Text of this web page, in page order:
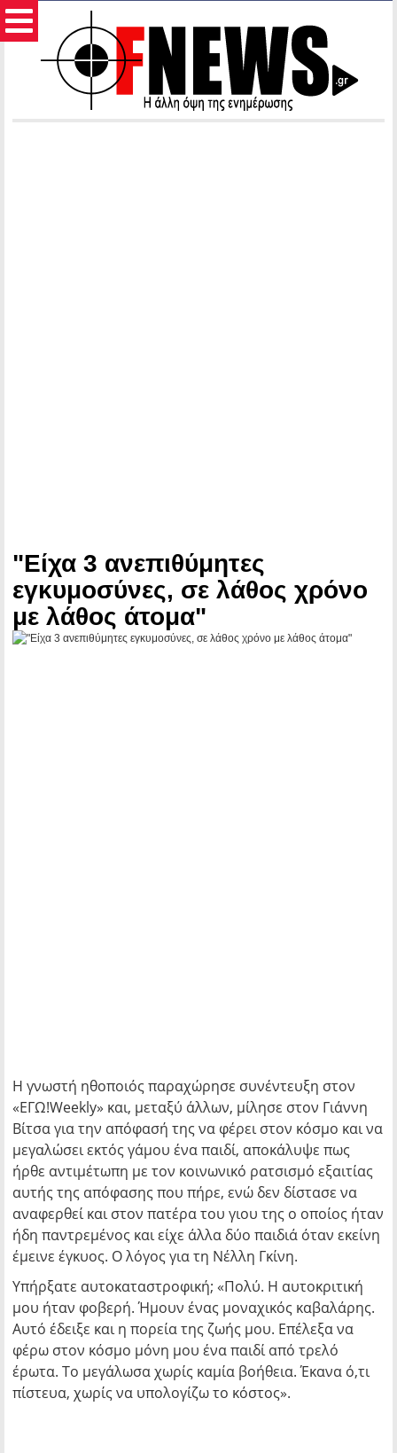
"Είχα 3 ανεπιθύμητες
εγκυμοσύνες, σε λάθος χρόνο
με λάθος άτομα"
Η γνωστή ηθοποιός παραχώρησε συνέντευξη στον
«ΕΓΩ!Weekly» και, μεταξύ άλλων, μίλησε στον Γιάννη
Βίτσα για την απόφασή της να φέρει στον κόσμο και να
μεγαλώσει εκτός γάμου ένα παιδί, αποκάλυψε πως
ήρθε αντιμέτωπη με τον κοινωνικό ρατσισμό εξαιτίας
αυτής της απόφασης που πήρε, ενώ δεν δίστασε να
αναφερθεί και στον πατέρα του γιου της ο οποίος ήταν
ήδη παντρεμένος και είχε άλλα δύο παιδιά όταν εκείνη
έμεινε έγκυος. Ο λόγος για τη Νέλλη Γκίνη.
Υπήρξατε αυτοκαταστροφική; «Πολύ. Η αυτοκριτική
μου ήταν φοβερή. Ήμουν ένας μοναχικός καβαλάρης.
Αυτό έδειξε και η πορεία της ζωής μου. Επέλεξα να
φέρω στον κόσμο μόνη μου ένα παιδί από τρελό
έρωτα. Το μεγάλωσα χωρίς καμία βοήθεια. Έκανα ό,τι
πίστευα, χωρίς να υπολογίζω το κόστος».